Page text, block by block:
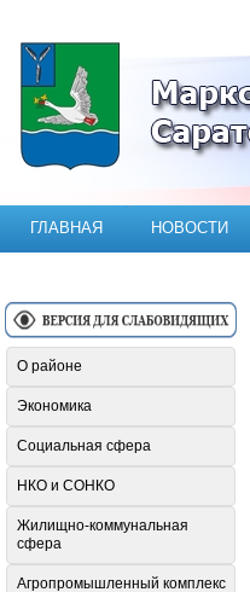
Официальный
ГЛАВНАЯ НОВОСТИ
О районе
Экономика
Социальная сфера
НКО и СОНКО
Жилищно-коммунальная
сфера
Агропромышленный комплекс